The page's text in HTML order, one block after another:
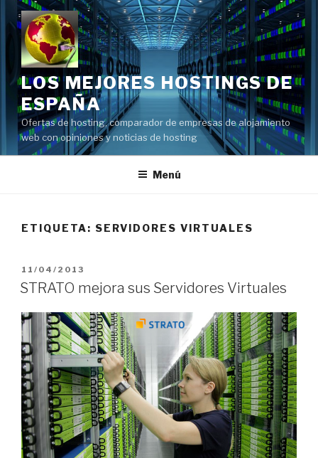
Saltar
contenido
LOS MEJORES HOSTINGS DE
ESPAÑA
Ofertas de hosting, comparador de empresas de alojamiento
web con opiniones y noticias de hosting
Menú
ETIQUETA: SERVIDORES VIRTUALES
PUBLICADO
EL
11/04/2013
STRATO mejora sus Servidores Virtuales